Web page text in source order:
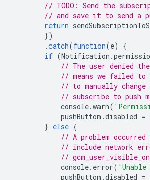
// TODO: Send the
// and save it to send a
return
})
.catch(function(e)
{
if (Notification .
// The user denied
// means we failed to
// to manually
// subscribe to push
console.warn(
pushButton .disabled =
} else {
// A problem occurred
// include network
//
console. error(
pushButton .disabled =